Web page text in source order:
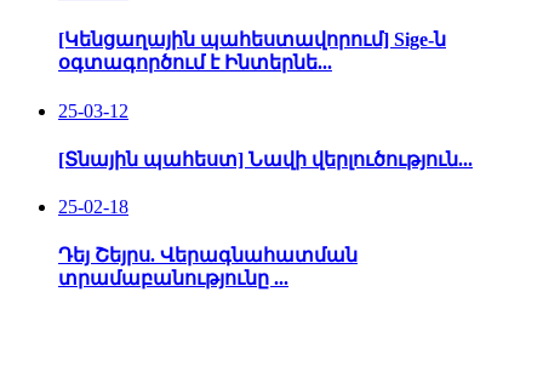
[Կենցաղային պահեստավորում] Sige-ն
օգտագործում է Ինտերնե...
25-03-12
[Տնային պահեստ] Նավի վերլուծություն...
25-02-18
Դեյ Շեյրս. Վերագնահատման
տրամաբանությունը ...